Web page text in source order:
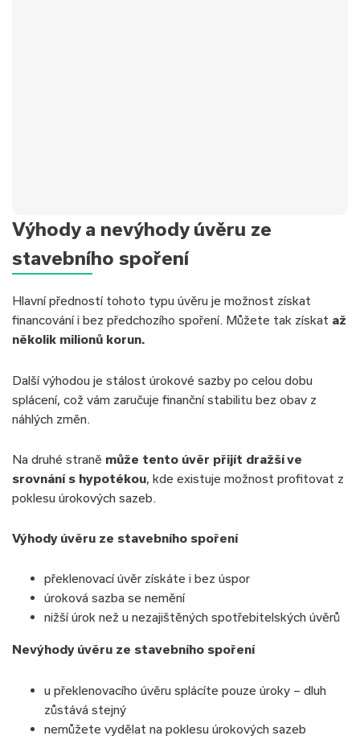
✅Úrok:
od 4,69 %
✅Hodnota nemovitosti:
3 800 000 Kč
✅Doba splácení:
✅Výše úvěru:
3 500 000 Kč
✅Měsíční splátka:
18 131 Kč
Výhody a nevýhody úvěru ze
stavebního spoření
Hlavní předností tohoto typu úvěru je možnost získat
financování i bez předchozího spoření. Můžete tak získat až
několik milionů korun.
Další výhodou je stálost úrokové sazby po celou dobu
splácení, což vám zaručuje finanční stabilitu bez obav z
náhlých změn.
Na druhé straně může tento úvěr přijít dražší ve
srovnání s hypotékou, kde existuje možnost profitovat z
poklesu úrokových sazeb.
Výhody úvěru ze stavebního spoření
překlenovací úvěr získáte i bez úspor
úroková sazba se nemění
nižší úrok než u nezajištěných spotřebitelských úvěrů
Nevýhody úvěru ze stavebního spoření
u překlenovacího úvěru splácíte pouze úroky – dluh
zůstává stejný
nemůžete vydělat na poklesu úrokových sazeb